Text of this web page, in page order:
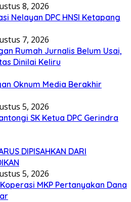
8, 2026
Nelayan DPC HNSI Ketapang
7, 2026
Rumah Jurnalis Belum Usai,
Dinilai Keliru
Oknum Media Berakhir
5, 2026
SK Ketua DPC Gerindra
DIPISAHKAN DARI
5, 2026
MKP Pertanyakan Dana